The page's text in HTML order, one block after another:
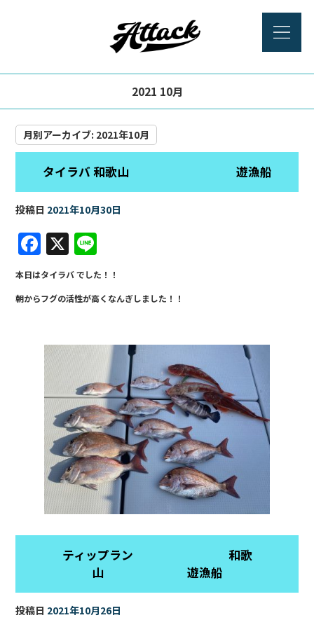
2021 10月
月別アーカイブ: 2021年10月
タイラバ 和歌山 遊漁船
投稿日 2021年10月30日
F
a
c
e
o
o
k
X
n
e
本日はタイラバ でした！！
朝からフグの活性が高くなんぎしました！！
ティップラン 和歌
山 遊漁船
投稿日 2021年10月26日